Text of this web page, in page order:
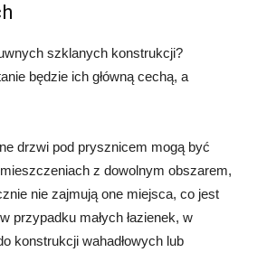
szklanych konstrukcji?
będzie ich główną cechą, a
drzwi pod prysznicem mogą być
z dowolnym obszarem,
nie zajmują one miejsca, co jest
przypadku małych łazienek, w
konstrukcji wahadłowych lub